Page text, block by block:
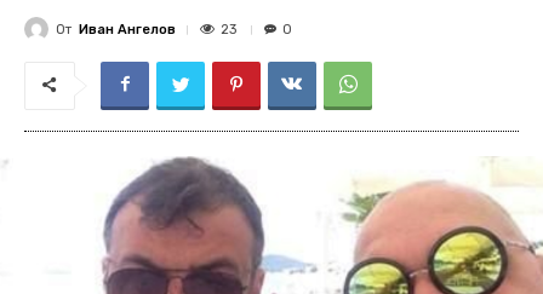
От Иван Ангелов 23 0